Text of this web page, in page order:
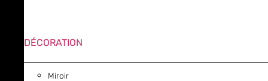
DÉCORATION
Miroir